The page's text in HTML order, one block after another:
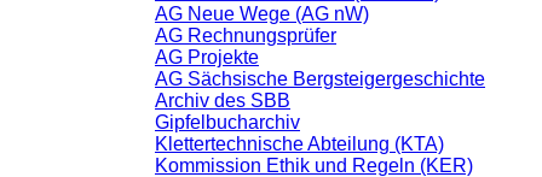
AG Neue Wege (AG nW)
AG Rechnungsprüfer
AG Projekte
AG Sächsische Bergsteigergeschichte
Archiv des SBB
Gipfelbucharchiv
Klettertechnische Abteilung (KTA)
Kommission Ethik und Regeln (KER)